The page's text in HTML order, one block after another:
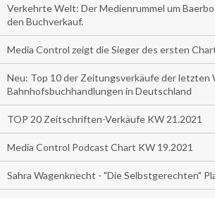
Verkehrte Welt: Der Medienrummel um
den Buchverkauf.
Media Control zeigt die Sieger des ersten
Neu: Top 10 der Zeitungsverkäufe der letzten
Bahnhofsbuchhandlungen in Deutschland
TOP 20 Zeitschriften-Verkäufe KW 21.2021
Media Control Podcast Chart KW 19.2021
Sahra Wagenknecht - "Die Selbstgerechten"